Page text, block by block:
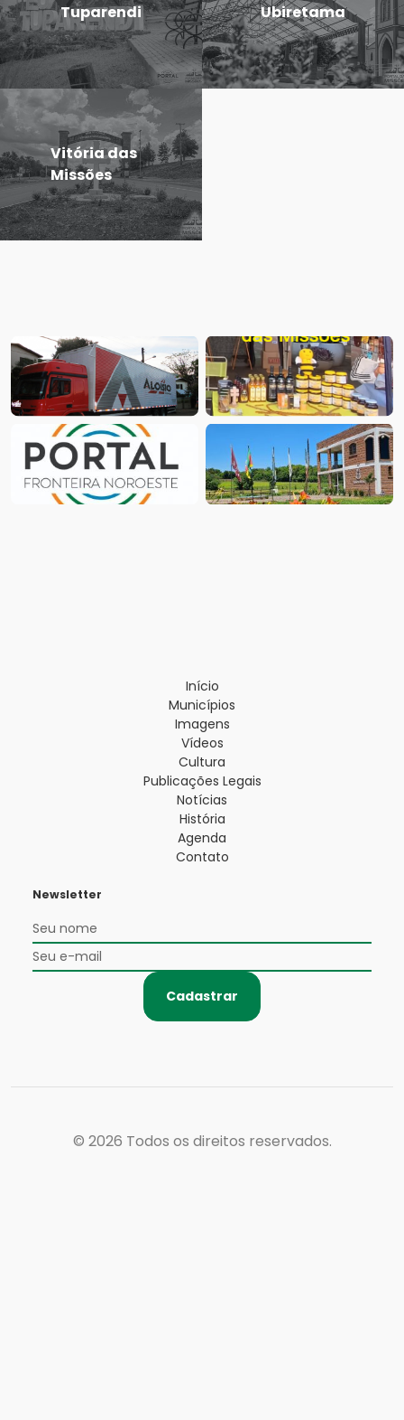
Tuparendi Ubiretama
Vitória das
Missões
Início
Municípios
Imagens
Vídeos
Cultura
Publicações Legais
Notícias
História
Agenda
Contato
Newsletter
Cadastrar
© 2026 Todos os direitos reservados.